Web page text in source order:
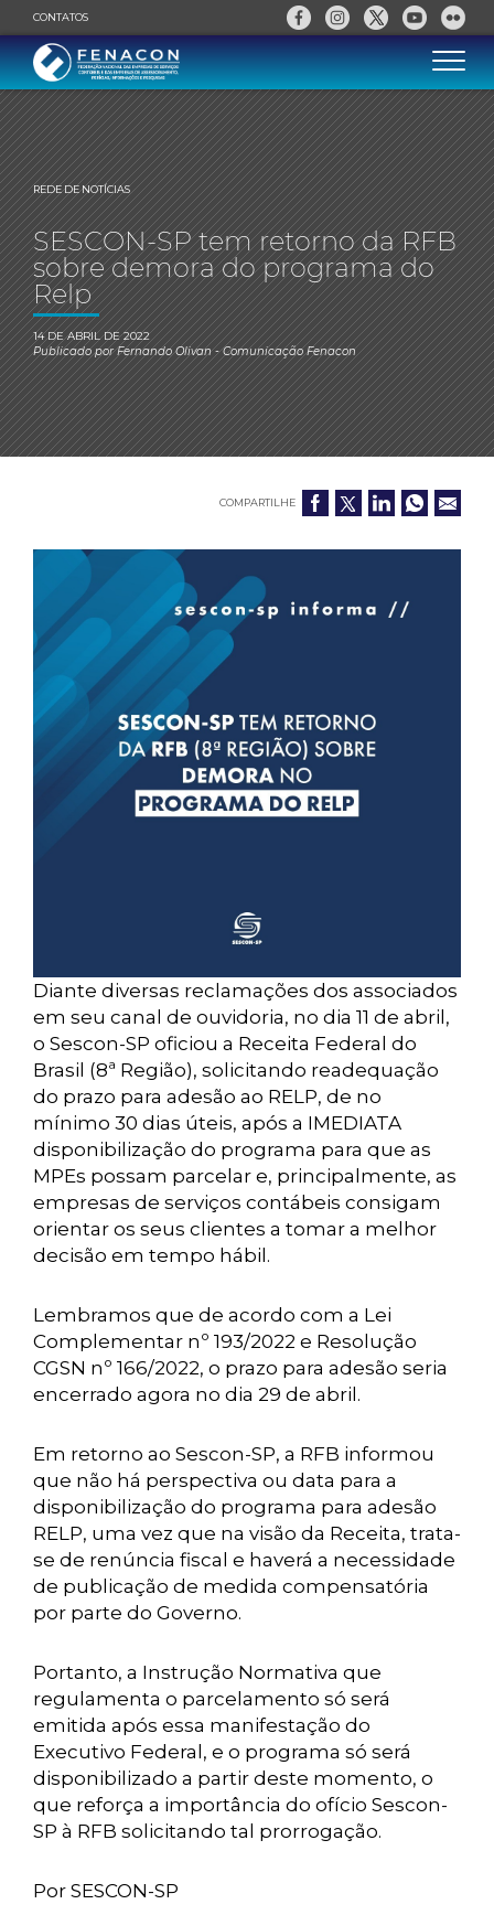
CONTATOS
REDE DE NOTÍCIAS
SESCON-SP tem retorno da RFB
sobre demora do programa do
Relp
14 DE ABRIL DE 2022
Publicado porFernando Olivan- Comunicação Fenacon
COMPARTILHE
Diante diversas reclamações dos associados
em seu canal de ouvidoria, no dia 11 de abril,
o Sescon-SP oficiou a Receita Federal do
Brasil (8ª Região), solicitando readequação
do prazo para adesão ao RELP, de no
mínimo 30 dias úteis, após a IMEDIATA
disponibilização do programa para que as
MPEs possam parcelar e, principalmente, as
empresas de serviços contábeis consigam
orientar os seus clientes a tomar a melhor
decisão em tempo hábil.
Lembramos que de acordo com a Lei
Complementar nº 193/2022 e Resolução
CGSN nº 166/2022, o prazo para adesão seria
encerrado agora no dia 29 de abril.
Em retorno ao Sescon-SP, a RFB informou
que não há perspectiva ou data para a
disponibilização do programa para adesão
RELP, uma vez que na visão da Receita, trata-
se de renúncia fiscal e haverá a necessidade
de publicação de medida compensatória
por parte do Governo.
Portanto, a Instrução Normativa que
regulamenta o parcelamento só será
emitida após essa manifestação do
Executivo Federal, e o programa só será
disponibilizado a partir deste momento, o
que reforça a importância do ofício Sescon-
SP à RFB solicitando tal prorrogação.
Por SESCON-SP